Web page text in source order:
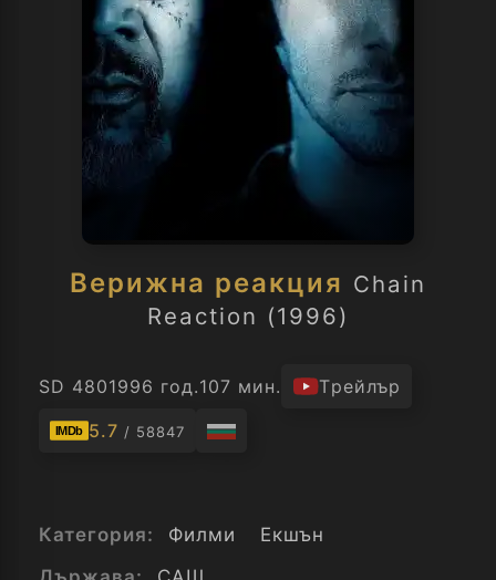
Верижна реакция Chain
Reaction (1996)
SD 4801996 год.107 мин. Трейлър
IMDb 5.7 / 58847
Категория: Филми
Екшън